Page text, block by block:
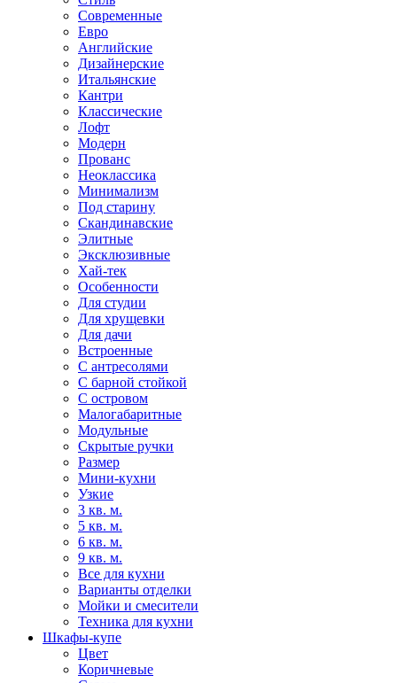
Современные
Евро
Английские
Дизайнерские
Итальянские
Кантри
Классические
Лофт
Модерн
Прованс
Неоклассика
Минимализм
Под старину
Скандинавские
Элитные
Эксклюзивные
Хай-тек
Особенности
Для студии
Для хрущевки
Для дачи
Встроенные
С антресолями
С барной стойкой
С островом
Малогабаритные
Модульные
Скрытые ручки
Размер
Мини-кухни
Узкие
3 кв. м.
5 кв. м.
6 кв. м.
9 кв. м.
Все для кухни
Варианты отделки
Мойки и смесители
Техника для кухни
Шкафы-купе
Цвет
Коричневые